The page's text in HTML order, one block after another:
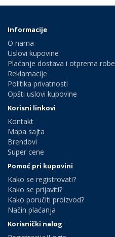
Informacije
O nama
Uslovi kupovine
Plaćanje dostava i otprema robe
Reklamacije
Politika privatnosti
Opšti uslovi kupovine
Korisni linkovi
Kontakt
Mapa sajta
Brendovi
Super cene
Pomoć pri kupovini
Kako se registrovati?
Kako se prijaviti?
Kako poručiti proizvod?
Način plaćanja
Korisnički nalog